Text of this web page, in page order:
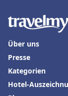
Über uns
Presse
Kategorien
Hotel-